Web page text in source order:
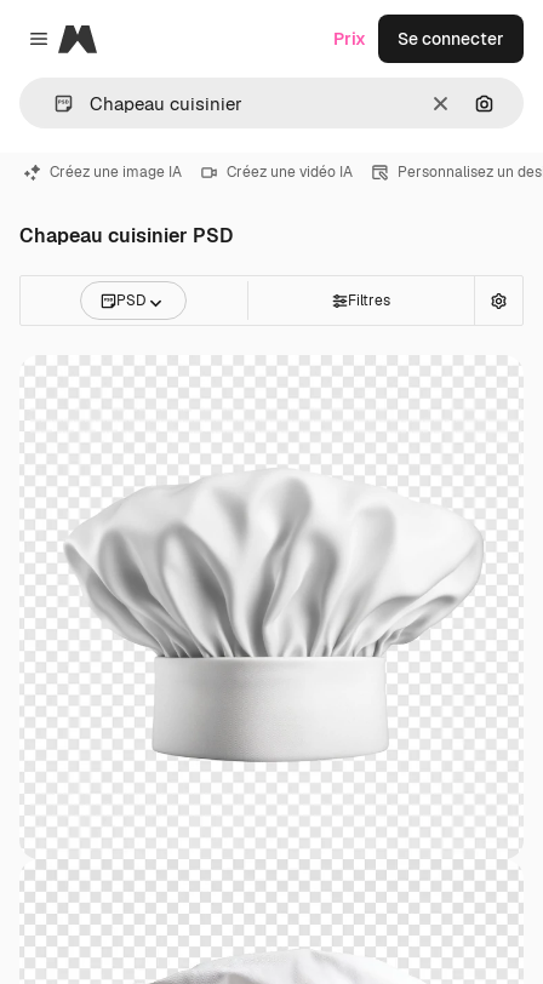
Close menu
Magnific
Effacer
Prix Se connecter
Créez une image IA Créez une vidéo IA Personnalisez un
Chapeau cuisinier PSD
PSD Filtres